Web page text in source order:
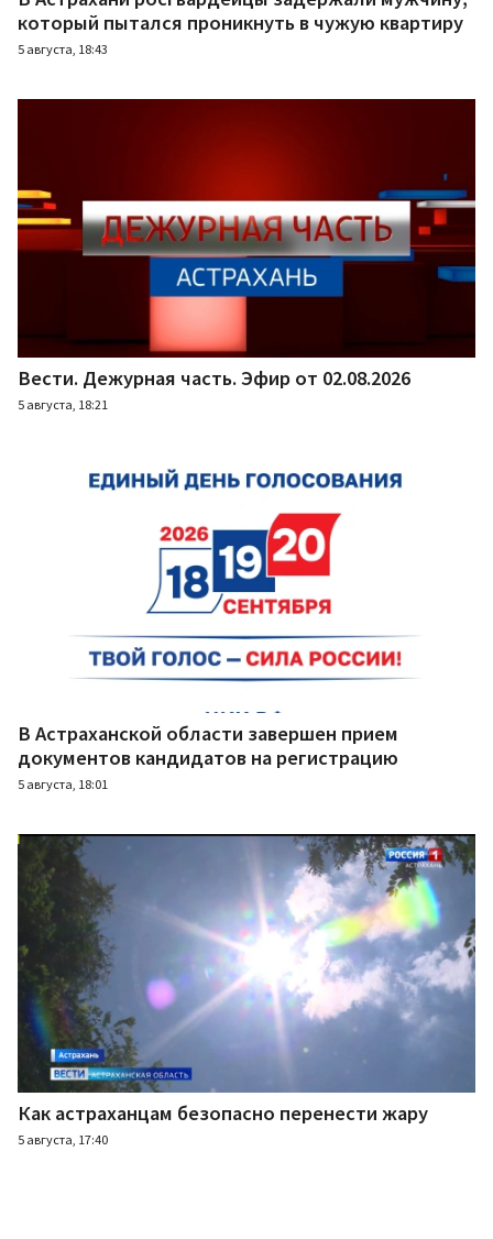
который пытался проникнуть в чужую квартиру
5 августа, 18:43
Вести. Дежурная часть. Эфир от 02.08.2026
5 августа, 18:21
В Астраханской области завершен прием
документов кандидатов на регистрацию
5 августа, 18:01
Как астраханцам безопасно перенести жару
5 августа, 17:40